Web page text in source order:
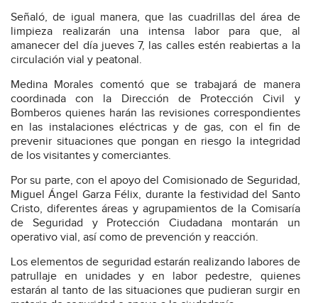
Señaló, de igual manera, que las cuadrillas del área de
limpieza realizarán una intensa labor para que, al
amanecer del día jueves 7, las calles estén reabiertas a la
circulación vial y peatonal.
Medina Morales comentó que se trabajará de manera
coordinada con la Dirección de Protección Civil y
Bomberos quienes harán las revisiones correspondientes
en las instalaciones eléctricas y de gas, con el fin de
prevenir situaciones que pongan en riesgo la integridad
de los visitantes y comerciantes.
Por su parte, con el apoyo del Comisionado de Seguridad,
Miguel Ángel Garza Félix, durante la festividad del Santo
Cristo, diferentes áreas y agrupamientos de la Comisaría
de Seguridad y Protección Ciudadana montarán un
operativo vial, así como de prevención y reacción.
Los elementos de seguridad estarán realizando labores de
patrullaje en unidades y en labor pedestre, quienes
estarán al tanto de las situaciones que pudieran surgir en